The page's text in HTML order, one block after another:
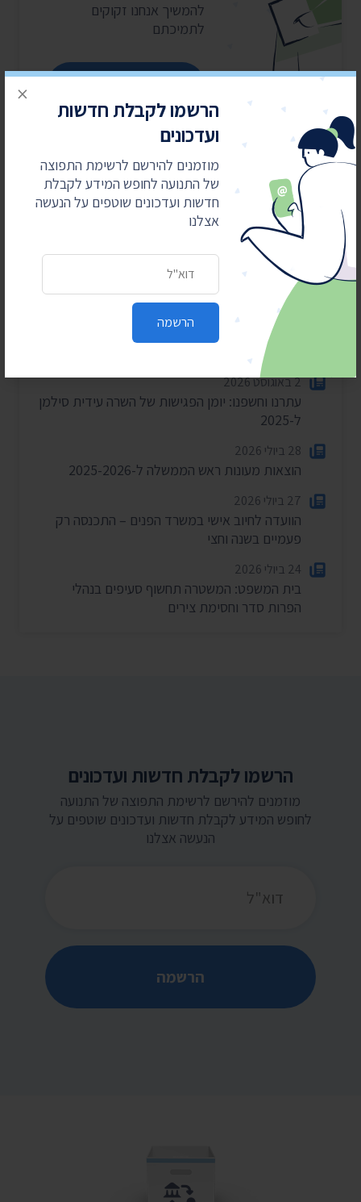
הרשמו לקבלת חדשות
ועדכונים
מוזמנים להירשם לרשימת התפוצה
של התנועה לחופש המידע לקבלת
חדשות ועדכונים שוטפים על הנעשה
אצלנו
הרשמה
×
להמשיך אנחנו זקוקים
לתמיכתם
חדשות אחרונות
חשפנו: דוחות הביקורת על לימודי ליבה במוסדות
חרדיים
2 באוגוסט 2026
עתרנו וחשפנו: יומן הפגישות של השרה עידית סילמן
ל-2025
28 ביולי 2026
הוצאות מעונות ראש הממשלה ל-2025-2026
27 ביולי 2026
הוועדה לחיוב אישי במשרד הפנים – התכנסה רק
פעמיים בשנה וחצי
24 ביולי 2026
בית המשפט: המשטרה תחשוף סעיפים בנהלי
הפרות סדר וחסימת צירים
הרשמו לקבלת חדשות ועדכונים
מוזמנים להירשם לרשימת התפוצה של התנועה
לחופש המידע לקבלת חדשות ועדכונים שוטפים על
הנעשה אצלנו
הרשמה